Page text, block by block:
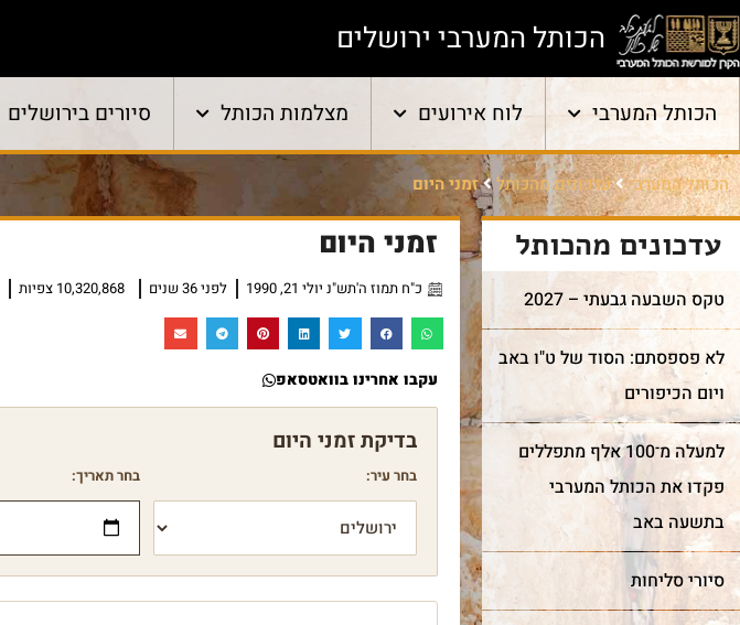
הכותל המערבי ירושלים
הכותל המערבי לוח אירועים מצלמות הכותל סיורים בירושלים
הכותל המערבי עדכונים מהכותל זמני היום
עדכונים מהכותל
טקס השבעה גבעתי – 2027
לא פספסתם: הסוד של ט"ו באב
ויום הכיפורים
למעלה מ־100 אלף מתפללים
פקדו את הכותל המערבי
בתשעה באב
סיורי סליחות
זמני היום
כ"ח תמוז ה'תש"נ יולי 21, 1990 לפני 36 שנים 10,320,868 צפיות
עקבו אחרינו בוואטסאפ
בחר עיר: בחר תאריך: